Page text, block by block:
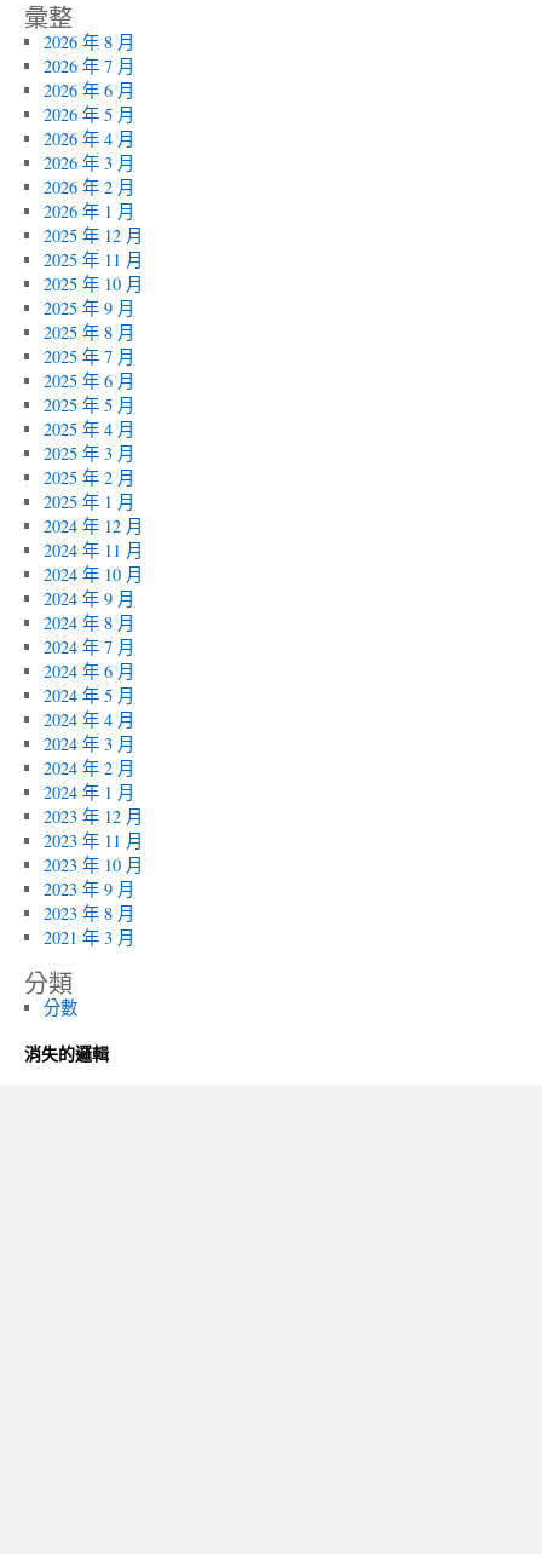
彙整
2026 年 8 月
2026 年 7 月
2026 年 6 月
2026 年 5 月
2026 年 4 月
2026 年 3 月
2026 年 2 月
2026 年 1 月
2025 年 12 月
2025 年 11 月
2025 年 10 月
2025 年 9 月
2025 年 8 月
2025 年 7 月
2025 年 6 月
2025 年 5 月
2025 年 4 月
2025 年 3 月
2025 年 2 月
2025 年 1 月
2024 年 12 月
2024 年 11 月
2024 年 10 月
2024 年 9 月
2024 年 8 月
2024 年 7 月
2024 年 6 月
2024 年 5 月
2024 年 4 月
2024 年 3 月
2024 年 2 月
2024 年 1 月
2023 年 12 月
2023 年 11 月
2023 年 10 月
2023 年 9 月
2023 年 8 月
2021 年 3 月
分類
分數
消失的邏輯